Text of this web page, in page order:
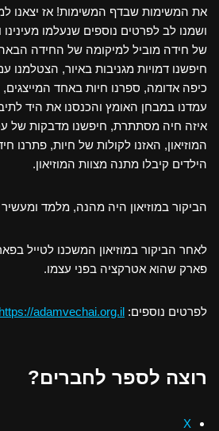
את המשימות שבדף המשימות! אז יצאנו
ושמנו לב לפרטים נוספים שנעלמו מעינינו
של חידה מוביל למיקומה של החידה
חיפשנו דמויות מגניבות באיור,
כיפה אדומה, ספרנו חיות באחד המייצגים,
עמדנו במבחן האומץ והכנסנו את היד
איזה חיה מסתתרת, חיפשנו מדבקות של
המוזיאון, האזנו לקולות של חיות, פתרנו
הילדים קיבלו מתנה מצוות המוזיאון.
הביקור במוזיאון היה מהנה, מלמד ומעשיר
לאחר הביקור במוזיאון המשכנו לטייל
פארק שהוא אטרקציה בפני עצמו.
לפרטים נוספים: https://adamvechai.org.il/
רוצה לספר לחברים?
X